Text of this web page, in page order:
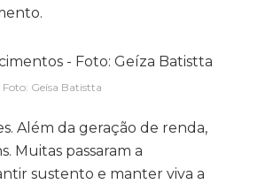
Geísa Batistta
Além da geração de renda,
Muitas passaram a
sustento e manter viva a